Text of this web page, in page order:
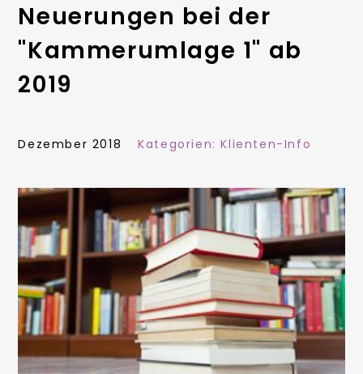
Neuerungen bei der
"Kammerumlage 1" ab
2019
Dezember 2018 Kategorien:Klienten-Info